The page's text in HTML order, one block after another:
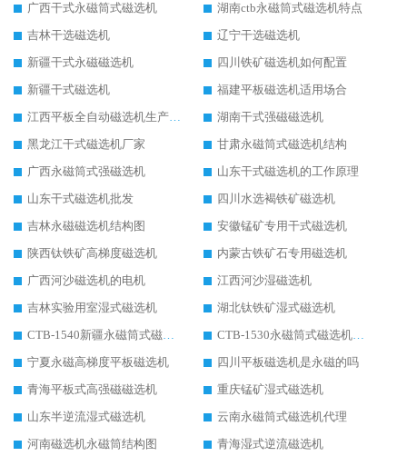
广西干式永磁筒式磁选机
湖南ctb永磁筒式磁选机特点
吉林干选磁选机
辽宁干选磁选机
新疆干式永磁磁选机
四川铁矿磁选机如何配置
新疆干式磁选机
福建平板磁选机适用场合
江西平板全自动磁选机生产厂家
湖南干式强磁磁选机
黑龙江干式磁选机厂家
甘肃永磁筒式磁选机结构
广西永磁筒式强磁选机
山东干式磁选机的工作原理
山东干式磁选机批发
四川水选褐铁矿磁选机
吉林永磁磁选机结构图
安徽锰矿专用干式磁选机
陕西钛铁矿高梯度磁选机
内蒙古铁矿石专用磁选机
广西河沙磁选机的电机
江西河沙湿磁选机
吉林实验用室湿式磁选机
湖北钛铁矿湿式磁选机
CTB-1540新疆永磁筒式磁选机
CTB-1530永磁筒式磁选机代理商
宁夏永磁高梯度平板磁选机
四川平板磁选机是永磁的吗
青海平板式高强磁磁选机
重庆锰矿湿式磁选机
山东半逆流湿式磁选机
云南永磁筒式磁选机代理
河南磁选机永磁筒结构图
青海湿式逆流磁选机